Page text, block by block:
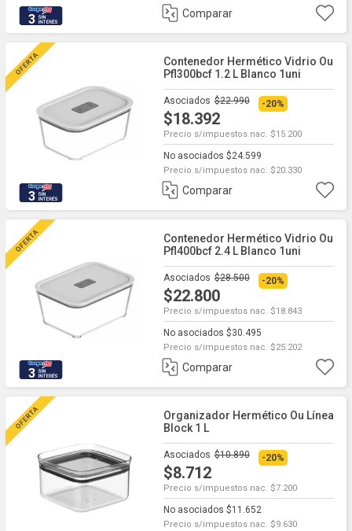
3 Comparar
3
Contenedor Hermético Vidrio Ou
Pfl300bcf 1.2 L Blanco 1uni
Asociados $22.990
$18.392
-20%
Precio s/impuestos nac. $15.200
No asociados $24.599
Precio s/impuestos nac. $20.330
Comparar
3
Contenedor Hermético Vidrio Ou
Pfl400bcf 2.4 L Blanco 1uni
Asociados $28.500
$22.800
-20%
Precio s/impuestos nac. $18.843
No asociados $30.495
Precio s/impuestos nac. $25.202
Comparar
Organizador Hermético Ou Línea
Block 1 L
Asociados $10.890
$8.712
-20%
Precio s/impuestos nac. $7.200
No asociados $11.652
Precio s/impuestos nac. $9.630